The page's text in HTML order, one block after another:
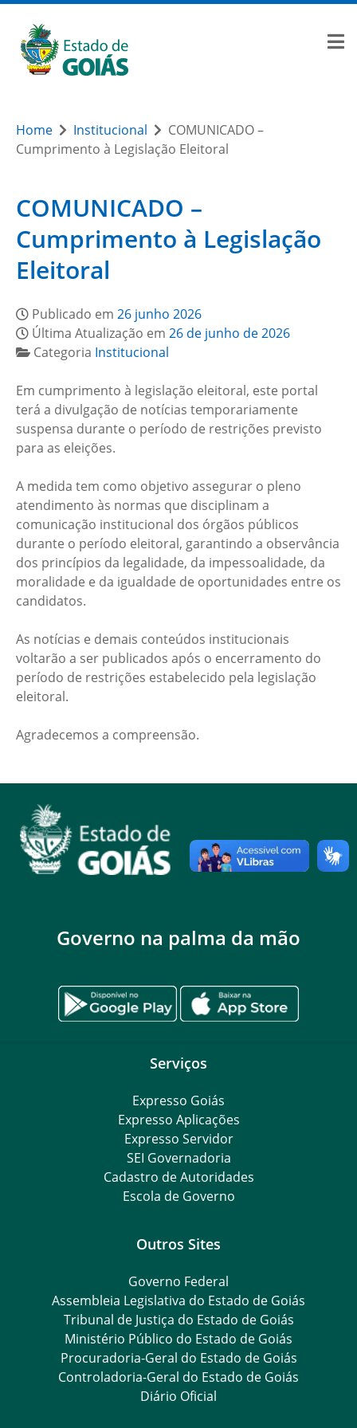
Home Institucional
COMUNICADO –
Cumprimento à Legislação Eleitoral
COMUNICADO –
Cumprimento à Legislação
Eleitoral
Publicado em 26 junho 2026
Última Atualização em 26 de junho de 2026
Categoria Institucional
Em cumprimento à legislação eleitoral, este portal
terá a divulgação de notícias temporariamente
suspensa durante o período de restrições previsto
para as eleições.
A medida tem como objetivo assegurar o pleno
atendimento às normas que disciplinam a
comunicação institucional dos órgãos públicos
durante o período eleitoral, garantindo a observância
dos princípios da legalidade, da impessoalidade, da
moralidade e da igualdade de oportunidades entre os
candidatos.
As notícias e demais conteúdos institucionais
voltarão a ser publicados após o encerramento do
período de restrições estabelecido pela legislação
eleitoral.
Agradecemos a compreensão.
Governo na palma da mão
Serviços
Expresso Goiás
Expresso Aplicações
Expresso Servidor
SEI Governadoria
Cadastro de Autoridades
Escola de Governo
Outros Sites
Governo Federal
Assembleia Legislativa do Estado de Goiás
Tribunal de Justiça do Estado de Goiás
Ministério Público do Estado de Goiás
Procuradoria-Geral do Estado de Goiás
Controladoria-Geral do Estado de Goiás
Diário Oficial